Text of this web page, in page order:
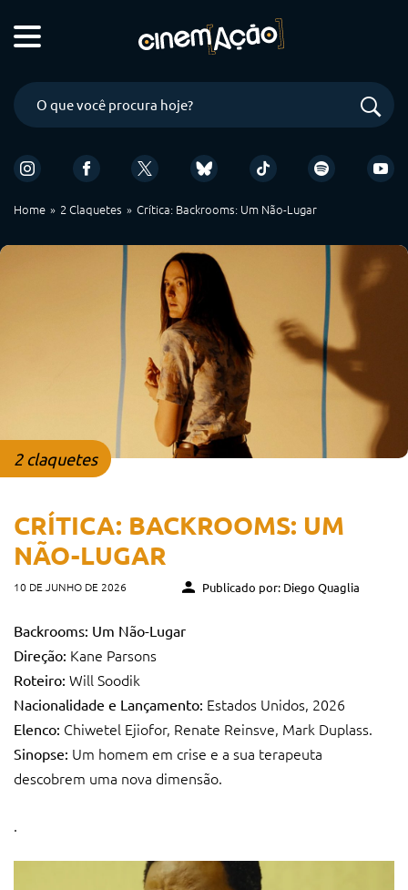
Home 2 Claquetes Crítica: Backrooms: Um Não-Lugar
2 claquetes
CRÍTICA: BACKROOMS: UM
NÃO-LUGAR
10 DE JUNHO DE 2026 Publicado por: Diego Quaglia
Backrooms: Um Não-Lugar
Direção: Kane Parsons
Roteiro: Will Soodik
Nacionalidade e Lançamento: Estados Unidos, 2026
Elenco: Chiwetel Ejiofor, Renate Reinsve, Mark Duplass.
Sinopse: Um homem em crise e a sua terapeuta
descobrem uma nova dimensão.
.